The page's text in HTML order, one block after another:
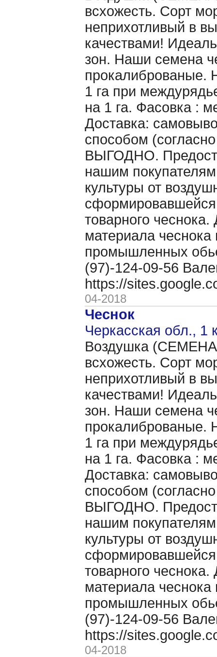
всхожесть. Сорт
неприхотливый в
качествами!
зон. Наши семена
прокалиброваные.
1 га при
на 1 га. Фасовка :
Доставка:
способом
ВЫГОДНО.
нашим
культуры от
сформировавшейся
товарного чеснока.
материала
промышленных
(97)-124-09-56
https://
04-2018
Чеснок
Черкасская обл., 1
Воздушка (CЕМЕНА
всхожесть. Сорт
неприхотливый в
качествами!
зон. Наши семена
прокалиброваные.
1 га при
на 1 га. Фасовка :
Доставка:
способом
ВЫГОДНО.
нашим
культуры от
сформировавшейся
товарного чеснока.
материала
промышленных
(97)-124-09-56
https://
04-2018